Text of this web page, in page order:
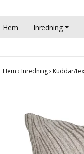
Hem Inredning
Hem › Inredning› Kuddar/